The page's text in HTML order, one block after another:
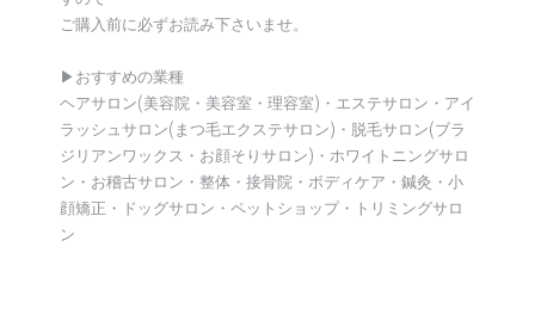
ご購入前に必ずお読み下さいませ。
▶︎おすすめの業種
ヘアサロン(美容院・美容室・理容室)・エステサロン・アイ
ラッシュサロン(まつ毛エクステサロン)・脱毛サロン(ブラ
ジリアンワックス・お顔そりサロン)・ホワイトニングサロ
ン・お稽古サロン・整体・接骨院・ボディケア・鍼灸・小
顔矯正・ドッグサロン・ペットショップ・トリミングサロ
ン